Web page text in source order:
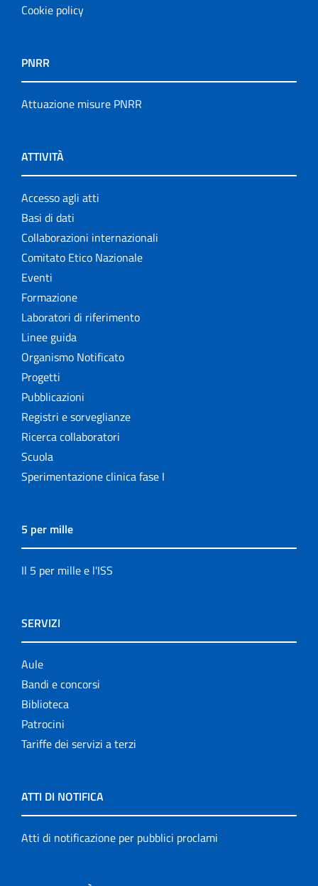
Cookie policy
PNRR
Attuazione misure PNRR
ATTIVITÀ
Accesso agli atti
Basi di dati
Collaborazioni internazionali
Comitato Etico Nazionale
Eventi
Formazione
Laboratori di riferimento
Linee guida
Organismo Notificato
Progetti
Pubblicazioni
Registri e sorveglianze
Ricerca collaboratori
Scuola
Sperimentazione clinica fase I
5 per mille
Il 5 per mille e l'ISS
SERVIZI
Aule
Bandi e concorsi
Biblioteca
Patrocini
Tariffe dei servizi a terzi
ATTI DI NOTIFICA
Atti di notificazione per pubblici proclami